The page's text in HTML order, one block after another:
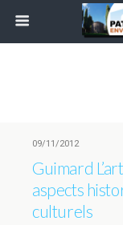
09/11/2012
Guimard
aspects
culturels